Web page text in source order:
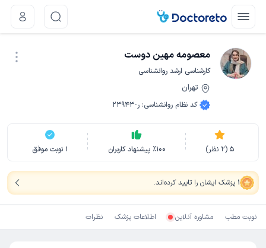
معصومه مهین دوست
کارشناسی ارشد روانشناسی
تهران
کد نظام روانشناسی: ر-23943
5
(
2 نظر) ٪100 پیشنهاد کاربران 1 نوبت موفق
1 پزشک ایشان را تایید کرده‌اند.
نوبت مطب مشاوره آنلاین اطلاعات پزشک نظرات